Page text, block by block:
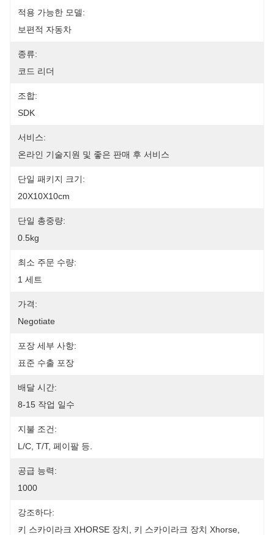
적용 가능한 모델:
보편적 자동차
종류:
코드 리더
조합:
SDK
서비스:
온라인 기술지원 및 좋은 판매 후 서비스
단일 패키지 크기:
20X10X10cm
단일 총중량:
0.5kg
최소 주문 수량:
1 세트
가격:
Negotiate
포장 세부 사항:
표준 수출 포장
배달 시간:
8-15 작업 일수
지불 조건:
L/C, T/T, 페이팔 등.
공급 능력:
1000
강조하다:
키 스카이라크 XHORSE 장치
키 스카이라크 장치 Xhorse